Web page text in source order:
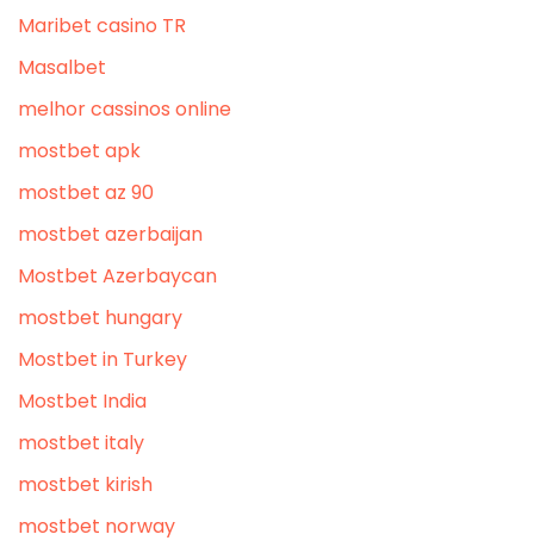
Maribet casino TR
Masalbet
melhor cassinos online
mostbet apk
mostbet az 90
mostbet azerbaijan
Mostbet Azerbaycan
mostbet hungary
Mostbet in Turkey
Mostbet India
mostbet italy
mostbet kirish
mostbet norway